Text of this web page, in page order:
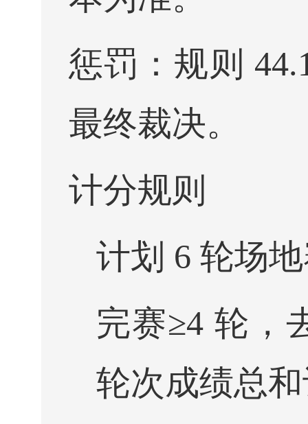
惩罚：规则
最终裁决。
计分规则
计划 6 轮场
完赛≥4 轮，
轮次成绩总